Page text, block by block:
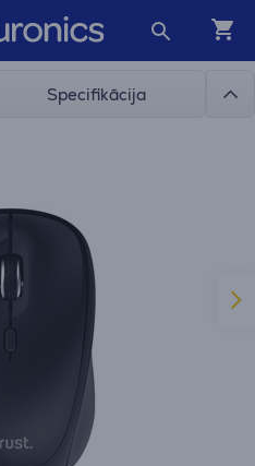
Specifikācija